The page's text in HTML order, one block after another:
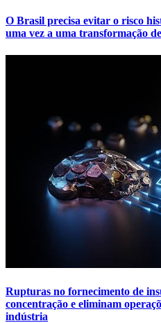
O Brasil precisa evitar o risco
uma vez a uma transformação
Rupturas no fornecimento de
concentração e eliminam
indústria